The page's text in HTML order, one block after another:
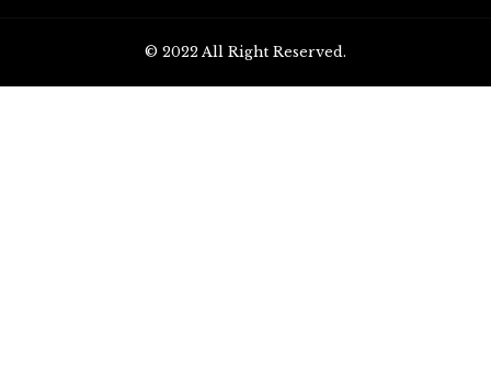
© 2022 All Right Reserved.